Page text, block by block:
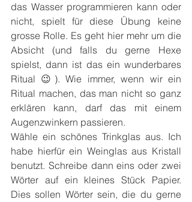
das Wasser programmieren kann oder
nicht, spielt für diese Übung keine
grosse Rolle. Es geht hier mehr um die
Absicht (und falls du gerne Hexe
spielst, dann ist das ein wunderbares
Ritual 😉). Wie immer, wenn wir ein
Ritual machen, das man nicht so ganz
erklären kann, darf das mit einem
Augenzwinkern passieren.
Wähle ein schönes Trinkglas aus. Ich
habe hierfür ein Weinglas aus Kristall
benutzt. Schreibe dann eins oder zwei
Wörter auf ein kleines Stück Papier.
Dies sollen Wörter sein, die du gerne